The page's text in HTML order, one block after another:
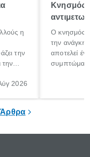
η
την
την
2026
Κνησμός:
Ο κνησμός
την ανάγκη
αποτελεί